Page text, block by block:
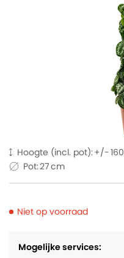
Hoogte (incl. pot):
160
Pot:27
Mogelijke services:
Niet op voorraad